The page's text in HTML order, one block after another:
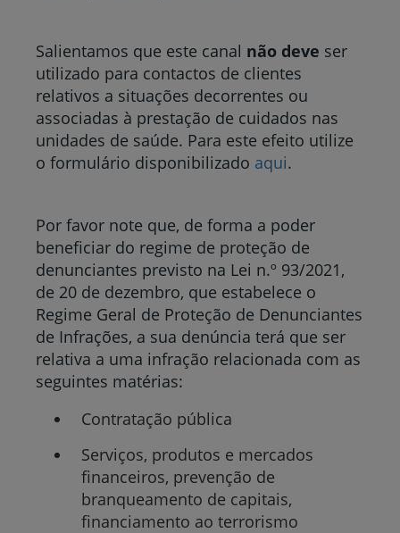
Salientamos que este canal não deve ser
utilizado para contactos de clientes
relativos a situações decorrentes ou
associadas à prestação de cuidados nas
unidades de saúde. Para este efeito utilize
o formulário disponibilizado aqui.
Por favor note que, de forma a poder
beneficiar do regime de proteção de
denunciantes previsto na Lei n.º 93/2021,
de 20 de dezembro, que estabelece o
Regime Geral de Proteção de Denunciantes
de Infrações, a sua denúncia terá que ser
relativa a uma infração relacionada com as
seguintes matérias:
Contratação pública
Serviços, produtos e mercados
financeiros, prevenção de
branqueamento de capitais,
financiamento ao terrorismo